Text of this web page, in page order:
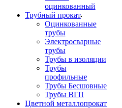
оцинкованный
Трубный прокат
Оцинкованные
трубы
Электросварные
трубы
Трубы в изоляции
Трубы
профильные
Трубы Бесшовные
Трубы ВГП
Цветной металлопрокат